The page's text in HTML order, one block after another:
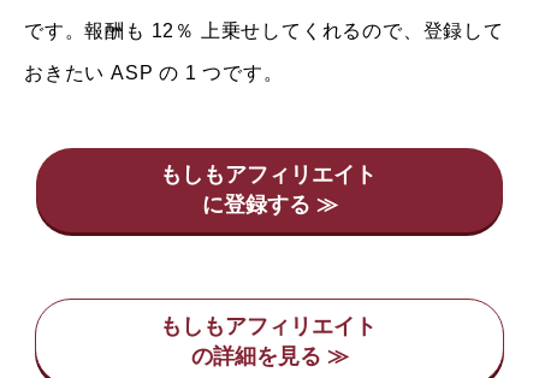
です。報酬も 12％ 上乗せしてくれるので、登録して
おきたい ASP の 1 つです。
もしもアフィリエイト
もしもアフィリエイト